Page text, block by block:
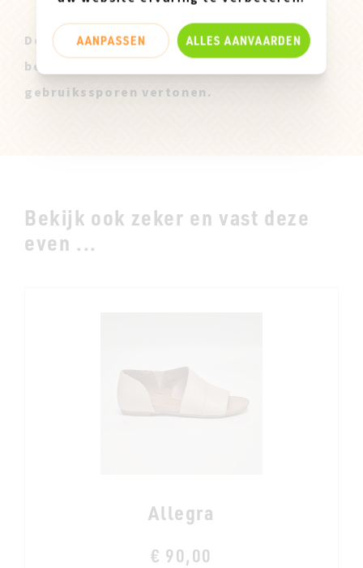
Deze Miz Mooz Stalen zijn enkel
beschikbaar in maatje 37 en kunnen lichte
gebruikssporen vertonen.
Bekijk ook zeker en vast deze
even ...
Allegra
€ 90,00
AANPASSEN ALLES AANVAARDEN